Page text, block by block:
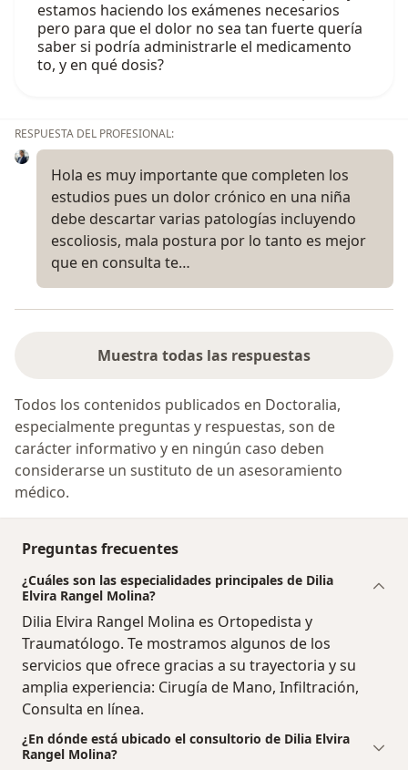
estamos haciendo los exámenes necesarios
pero para que el dolor no sea tan fuerte quería
saber si podría administrarle el medicamento
to, y en qué dosis?
RESPUESTA DEL PROFESIONAL:
Hola es muy importante que completen los
estudios pues un dolor crónico en una niña
debe descartar varias patologías incluyendo
escoliosis, mala postura por lo tanto es mejor
que en consulta te…
Muestra todas las respuestas
Todos los contenidos publicados en Doctoralia,
especialmente preguntas y respuestas, son de
carácter informativo y en ningún caso deben
considerarse un sustituto de un asesoramiento
médico.
Preguntas frecuentes
¿Cuáles son las especialidades principales de Dilia
Elvira Rangel Molina?
Dilia Elvira Rangel Molina es Ortopedista y
Traumatólogo. Te mostramos algunos de los
servicios que ofrece gracias a su trayectoria y su
amplia experiencia: Cirugía de Mano, Infiltración,
Consulta en línea.
¿En dónde está ubicado el consultorio de Dilia Elvira
Rangel Molina?